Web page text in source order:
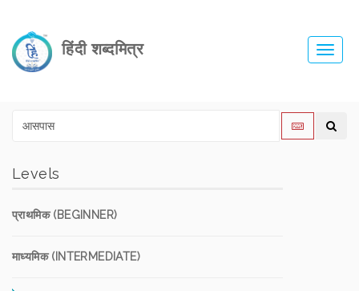
हिंदी शब्दमित्र
Levels
प्राथमिक (BEGINNER)
माध्यमिक (INTERMEDIATE)